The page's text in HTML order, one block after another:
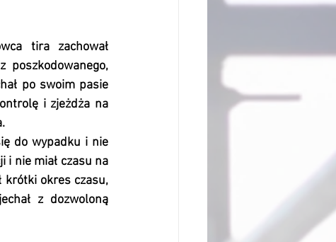
tira zachował
poszkodowanego,
po swoim pasie
i zjeżdża na
do wypadku i nie
i nie miał czasu na
krótki okres czasu,
z dozwoloną